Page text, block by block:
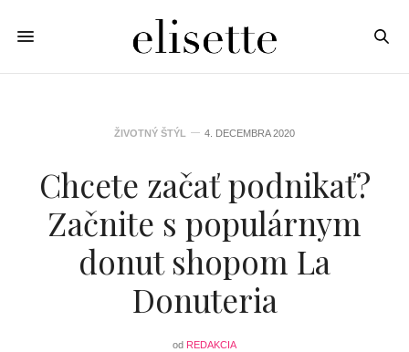
ŽIVOTNÝ ŠTÝL 4. DECEMBRA 2020
Chcete začať podnikať?
Začnite s populárnym
donut shopom La
Donuteria
od REDAKCIA